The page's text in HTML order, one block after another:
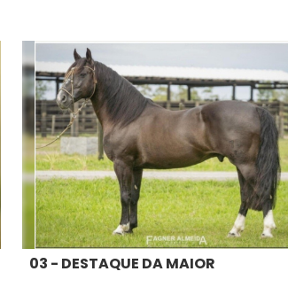
03 - DESTAQUE DA MAIOR